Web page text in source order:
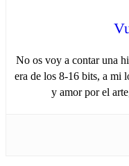
No os voy a contar una
era de los 8-16 bits, a mi
y amor por el